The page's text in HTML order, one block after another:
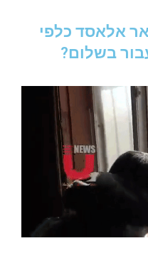
אלאסד כלפי
בשלום?